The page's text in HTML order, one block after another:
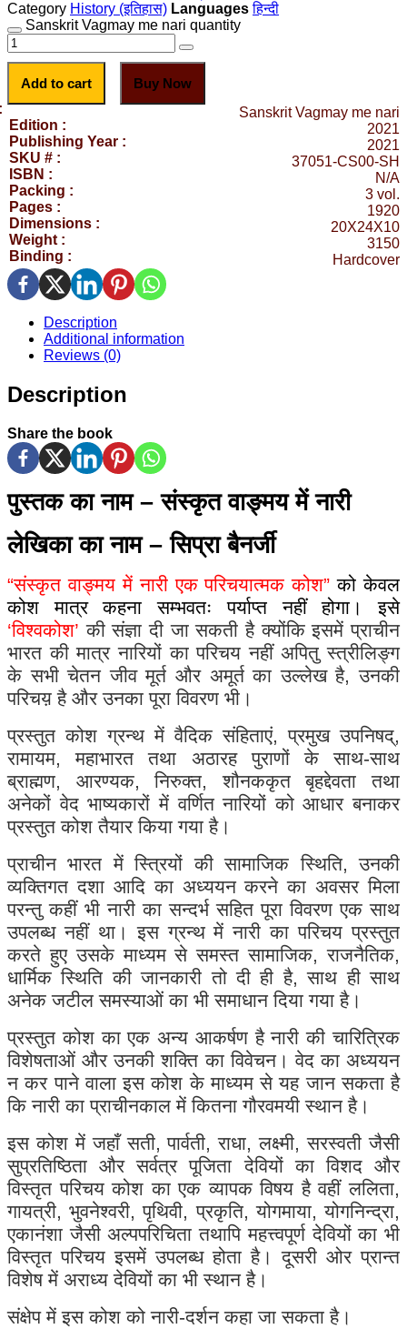
Category History (इतिहास)
हिन्दी
Sanskrit Vagmay me nari quantity
Add to cart
Buy Now
Sanskrit Vagmay me nari
Edition :
2021
Publishing Year :
2021
SKU # :
37051-CS00-SH
ISBN :
N/A
Packing :
3 vol.
Pages :
1920
Dimensions :
20X24X10
Weight :
3150
Binding :
Hardcover
Description
Additional information
Reviews (0)
Description
Share the book
पुस्तक का नाम – संस्कृत वाङ्मय में नारी
लेखिका का नाम – सिप्रा बैनर्जी
“संस्कृत वाङ्मय में नारी एक परिचयात्मक कोश” को केवल
कोश मात्र कहना सम्भवतः पर्याप्त नहीं होगा। इसे
‘विश्वकोश’की संज्ञा दी जा सकती है क्योंकि इसमें प्राचीन
भारत की मात्र नारियों का परिचय नहीं अपितु स्त्रीलिङ्ग
के सभी चेतन जीव मूर्त और अमूर्त का उल्लेख है, उनकी
परिचय़ है और उनका पूरा विवरण भी।
प्रस्तुत कोश ग्रन्थ में वैदिक संहिताएं, प्रमुख उपनिषद्,
रामायम, महाभारत तथा अठारह पुराणों के साथ-साथ
ब्राह्मण, आरण्यक, निरुक्त, शौनककृत बृहद्देवता तथा
अनेकों वेद भाष्यकारों में वर्णित नारियों को आधार बनाकर
प्रस्तुत कोश तैयार किया गया है।
प्राचीन भारत में स्त्रियों की सामाजिक स्थिति, उनकी
व्यक्तिगत दशा आदि का अध्ययन करने का अवसर मिला
परन्तु कहीं भी नारी का सन्दर्भ सहित पूरा विवरण एक साथ
उपलब्ध नहीं था। इस ग्रन्थ में नारी का परिचय प्रस्तुत
करते हुए उसके माध्यम से समस्त सामाजिक, राजनैतिक,
धार्मिक स्थिति की जानकारी तो दी ही है, साथ ही साथ
अनेक जटील समस्याओं का भी समाधान दिया गया है।
प्रस्तुत कोश का एक अन्य आकर्षण है नारी की चारित्रिक
विशेषताओं और उनकी शक्ति का विवेचन। वेद का अध्ययन
न कर पाने वाला इस कोश के माध्यम से यह जान सकता है
कि नारी का प्राचीनकाल में कितना गौरवमयी स्थान है।
इस कोश में जहाँ सती, पार्वती, राधा, लक्ष्मी, सरस्वती जैसी
सुप्रतिष्ठिता और सर्वत्र पूजिता देवियों का विशद और
विस्तृत परिचय कोश का एक व्यापक विषय है वहीं ललिता,
गायत्री, भुवनेश्वरी, पृथिवी, प्रकृति, योगमाया, योगनिन्द्रा,
एकानंशा जैसी अल्पपरिचिता तथापि महत्त्वपूर्ण देवियों का भी
विस्तृत परिचय इसमें उपलब्ध होता है। दूसरी ओर प्रान्त
विशेष में अराध्य देवियों का भी स्थान है।
संक्षेप में इस कोश को नारी-दर्शन कहा जा सकता है।